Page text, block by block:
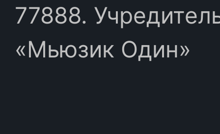
77888.
«Мьюзик Один»